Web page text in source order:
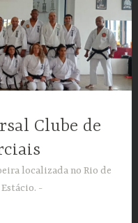
Clube de
localizada no Rio de